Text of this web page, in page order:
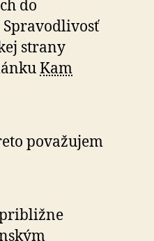
do
strany
Kam
považujem